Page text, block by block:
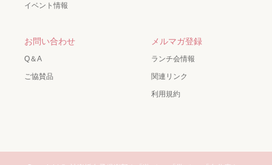
イベント情報
お問い合わせ
Q＆A
ご協賛品
メルマガ登録
ランチ会情報
関連リンク
利用規約